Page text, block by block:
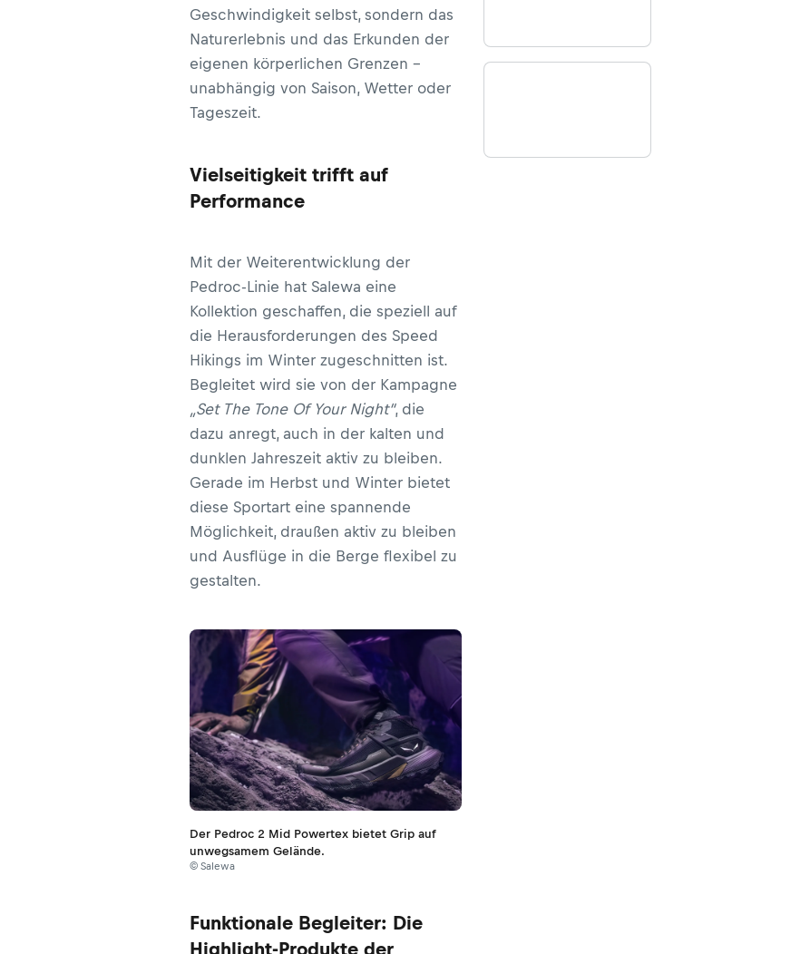
Geschwindigkeit selbst, sondern das
Naturerlebnis und das Erkunden der
eigenen körperlichen Grenzen –
unabhängig von Saison, Wetter oder
Tageszeit.
Vielseitigkeit trifft auf
Performance
Mit der Weiterentwicklung der
Pedroc-Linie hat Salewa eine
Kollektion geschaffen, die speziell auf
die Herausforderungen des Speed
Hikings im Winter zugeschnitten ist.
Begleitet wird sie von der Kampagne
„Set The Tone Of Your Night“, die
dazu anregt, auch in der kalten und
dunklen Jahreszeit aktiv zu bleiben.
Gerade im Herbst und Winter bietet
diese Sportart eine spannende
Möglichkeit, draußen aktiv zu bleiben
und Ausflüge in die Berge flexibel zu
gestalten.
Der Pedroc 2 Mid Powertex bietet Grip auf
unwegsamem Gelände.
© Salewa
Funktionale Begleiter: Die
Highlight-Produkte der